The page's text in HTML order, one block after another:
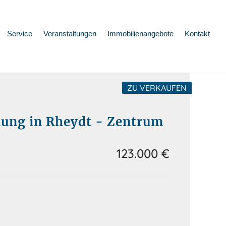
Service Veranstaltungen Immobilienangebote Kontakt
ZU VERKAUFEN
in Rheydt - Zentrum
123.000 €